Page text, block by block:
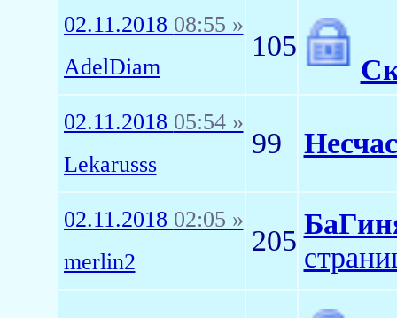
02.11.2018 08:55 »
AdelDiam
105
02.11.2018 05:54 »
Lekarusss
99
02.11.2018 02:05 »
merlin2
205